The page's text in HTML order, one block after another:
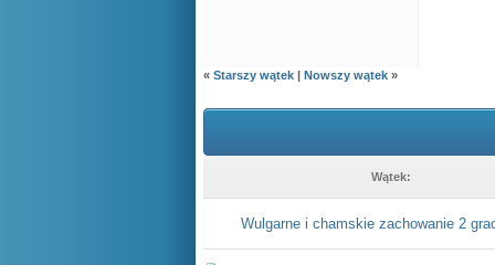
« Starszy wątek | Nowszy wątek »
Wątek:
Wulgarne i chamskie zachowanie 2